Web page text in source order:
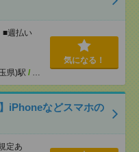
週払い
県)駅 / …
気になる！
iPhoneなどスマホの
定あ